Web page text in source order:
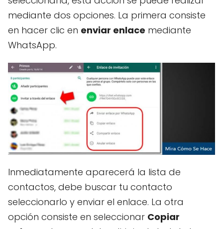
mediante dos opciones. La primera consiste
en hacer clic en enviar enlace mediante
WhatsApp.
Inmediatamente aparecerá la lista de
contactos, debe buscar tu contacto
seleccionarlo y enviar el enlace. La otra
opción consiste en seleccionar Copiar